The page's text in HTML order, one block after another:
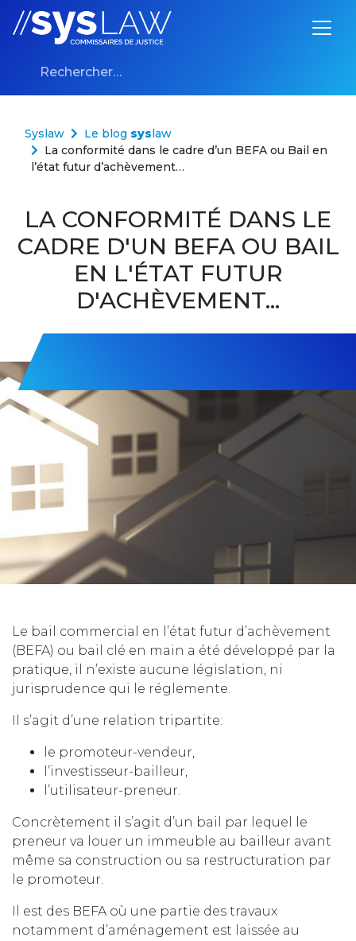
Aller au contenu
Rechercher :
Syslaw Le blog sys law
La conformité dans le cadre d’un BEFA ou Bail en
l’état futur d’achèvement…
LA CONFORMITÉ DANS LE
CADRE D'UN BEFA OU BAIL
EN L'ÉTAT FUTUR
D'ACHÈVEMENT...
Le bail commercial en l’état futur d’achèvement
(BEFA) ou bail clé en main a été développé par la
pratique, il n’existe aucune législation, ni
jurisprudence qui le réglemente.
Il s’agit d’une relation tripartite:
le promoteur-vendeur,
l’investisseur-bailleur,
l’utilisateur-preneur.
Concrètement il s’agit d’un bail par lequel le
preneur va louer un immeuble au bailleur avant
même sa construction ou sa restructuration par
le promoteur.
Il est des BEFA où une partie des travaux
notamment d’aménagement est laissée au